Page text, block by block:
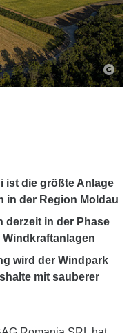
ist die größte Anlage
in der Region Moldau
derzeit in der Phase
wird der Windpark
mit sauberer